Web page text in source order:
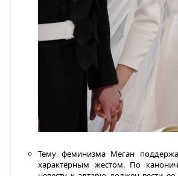
Тему феминизма Меган
характерным жестом. По